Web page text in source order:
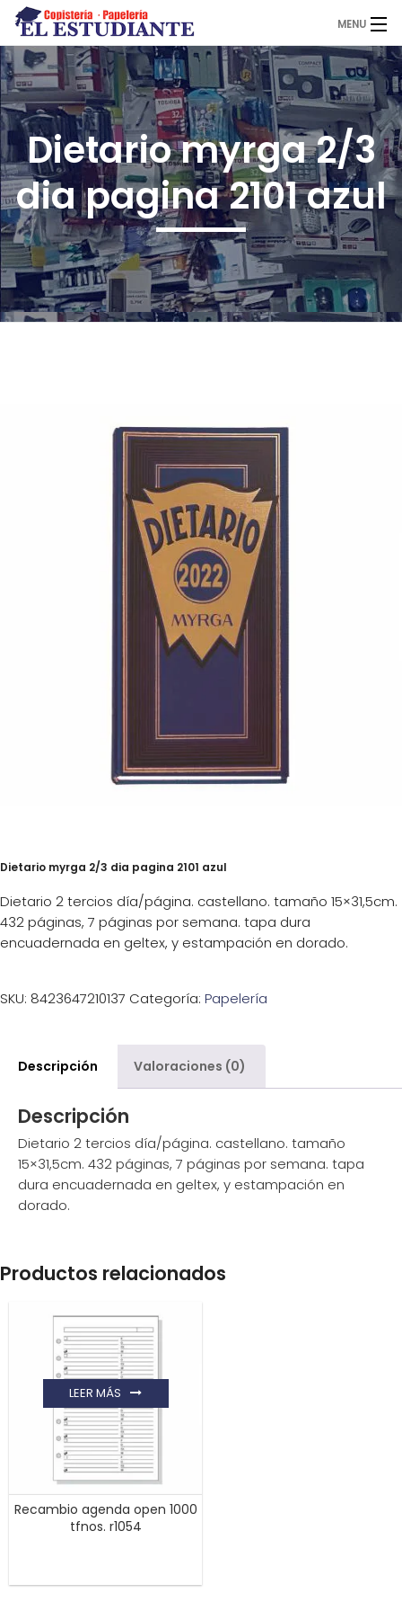
MENU
El Estudiante
Copistería
Papelería
Servicios
¿Quiénes Somos?
¡Imprimir!
Dietario myrga 2/3
dia pagina 2101 azul
Dietario myrga 2/3 dia pagina 2101 azul
Dietario 2 tercios día/página. castellano. tamaño 15×31,5cm.
432 páginas, 7 páginas por semana. tapa dura
encuadernada en geltex, y estampación en dorado.
SKU: 8423647210137 Categoría: Papelería
Descripción Valoraciones (0)
Descripción
Dietario 2 tercios día/página. castellano. tamaño
15×31,5cm. 432 páginas, 7 páginas por semana. tapa
dura encuadernada en geltex, y estampación en
dorado.
Productos relacionados
Recambio agenda open 1000
tfnos. r1054
LEER MÁS